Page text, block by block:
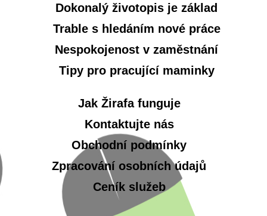
Dokonalý životopis je základ
Trable s hledáním nové práce
Nespokojenost v zaměstnání
Tipy pro pracující maminky
Jak Žirafa funguje
Kontaktujte nás
Obchodní podmínky
Zpracování osobních údajů
Ceník služeb